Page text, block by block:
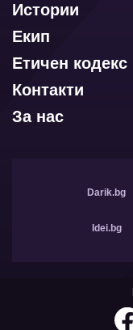
Истории
Екип
Етичен кодекс
Контакти
За нас
Darik.bg
Idei.bg